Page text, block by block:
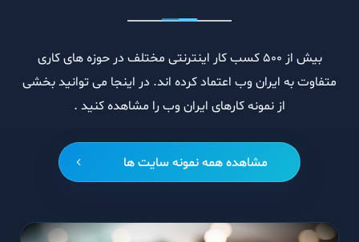
بیش از 500 کسب کار اینترنتی مختلف در حوزه های کاری
متفاوت به ایران وب اعتماد کرده اند. در اینجا می توانید بخشی
از نمونه کارهای ایران وب را مشاهده کنید .
مشاهده همه نمونه سایت ها